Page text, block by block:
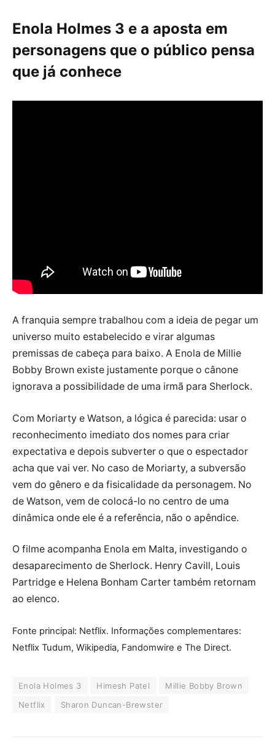
Enola Holmes 3 e a aposta em
personagens que o público pensa
que já conhece
A franquia sempre trabalhou com a ideia de pegar um
universo muito estabelecido e virar algumas
premissas de cabeça para baixo. A Enola de Millie
Bobby Brown existe justamente porque o cânone
ignorava a possibilidade de uma irmã para Sherlock.
Com Moriarty e Watson, a lógica é parecida: usar o
reconhecimento imediato dos nomes para criar
expectativa e depois subverter o que o espectador
acha que vai ver. No caso de Moriarty, a subversão
vem do gênero e da fisicalidade da personagem. No
de Watson, vem de colocá-lo no centro de uma
dinâmica onde ele é a referência, não o apêndice.
O filme acompanha Enola em Malta, investigando o
desaparecimento de Sherlock. Henry Cavill, Louis
Partridge e Helena Bonham Carter também retornam
ao elenco.
Fonte principal: Netflix. Informações complementares:
Netflix Tudum, Wikipedia, Fandomwire e The Direct.
Enola Holmes 3 Himesh Patel
Millie Bobby Brown
Netflix
Sharon Duncan-Brewster